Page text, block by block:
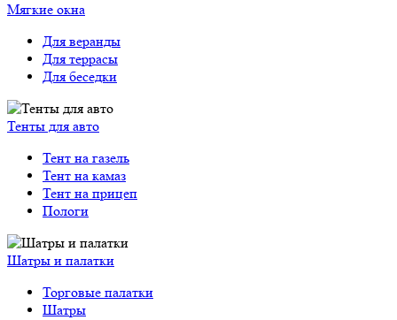
Мягкие окна
Для веранды
Для террасы
Для беседки
Тенты для авто
Тент на газель
Тент на камаз
Тент на прицеп
Пологи
Шатры и палатки
Торговые палатки
Шатры